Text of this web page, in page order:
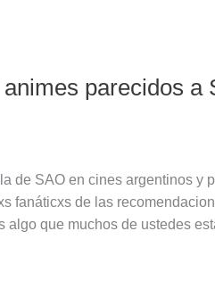
parecidos a
de SAO en cines argentinos
fanáticxs de las
algo que muchos de ustedes